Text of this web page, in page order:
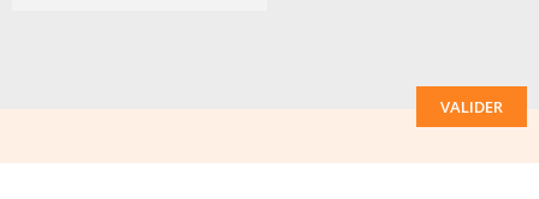
VALIDER